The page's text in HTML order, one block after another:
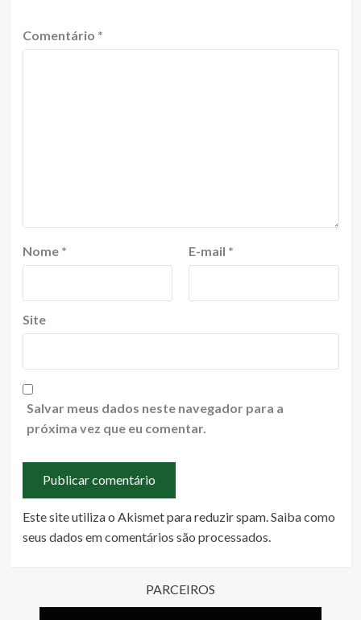
Comentário *
Nome * E-mail *
Site
Salvar meus dados neste navegador para a
próxima vez que eu comentar.
Este site utiliza o Akismet para reduzir spam. Saiba como
seus dados em comentários são processados
PARCEIROS